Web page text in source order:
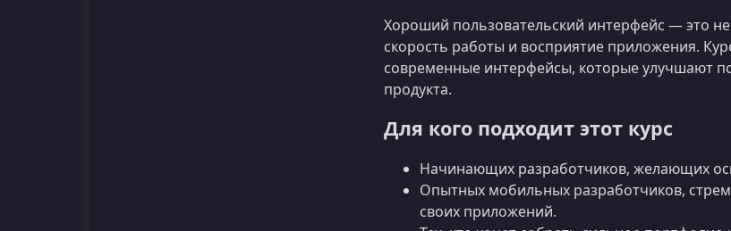
Хороший пользовательский интерфейс — это
скорость работы и восприятие приложения.
современные интерфейсы, которые улучшают
продукта.
Для кого подходит этот курс
Начинающих разработчиков, желающих
Опытных мобильных разработчиков,
своих приложений.